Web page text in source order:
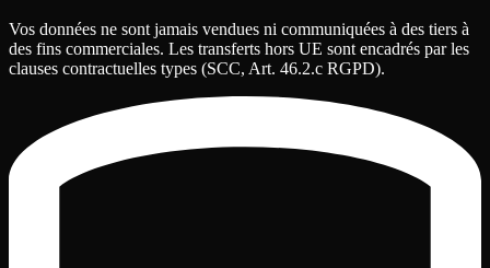
Vos données ne sont jamais vendues ni communiquées à des tiers à
des fins commerciales. Les transferts hors UE sont encadrés par les
clauses contractuelles types (SCC, Art. 46.2.c RGPD).